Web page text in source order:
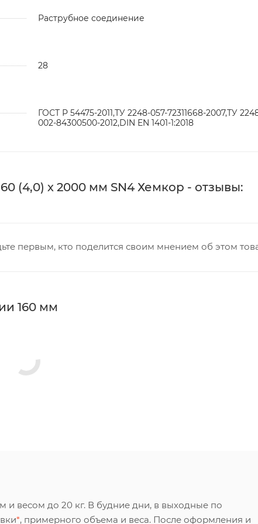
Раструбное соединение
28
ГОСТ Р 54475-2011,ТУ 2248-057-72311668-2007,ТУ
002-84300500-2012,DIN EN 1401-1:2018
(4,0) х 2000 мм SN4 Хемкор - отзывы:
первым, кто поделится своим мнением об этом
160 мм
и весом до 20 кг. В будние дни, в выходные по
*, примерного объема и веса. После оформления и